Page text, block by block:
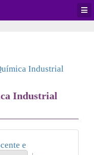
Industrial
Industrial
e